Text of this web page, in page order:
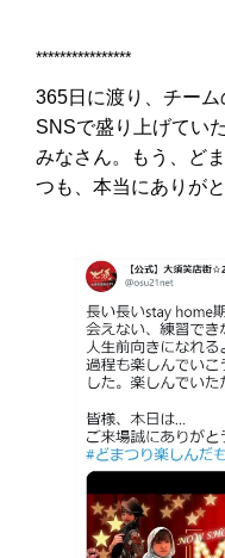
****************
365日に渡り、チー
SNSで盛り上げてい
みなさん。もう、ど
つも、本当にありが